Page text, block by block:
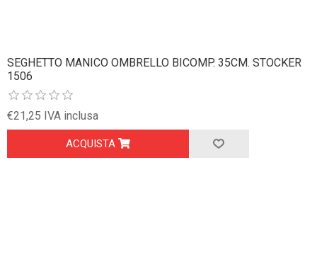
SEGHETTO MANICO OMBRELLO BICOMP. 35CM. STOCKER
1506
€21,25 IVA inclusa
ACQUISTA